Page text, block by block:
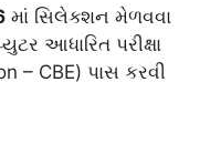
માં સિલેક્શન મેળવવા
આધારિત પરીક્ષા
– CBE) પાસ કરવી